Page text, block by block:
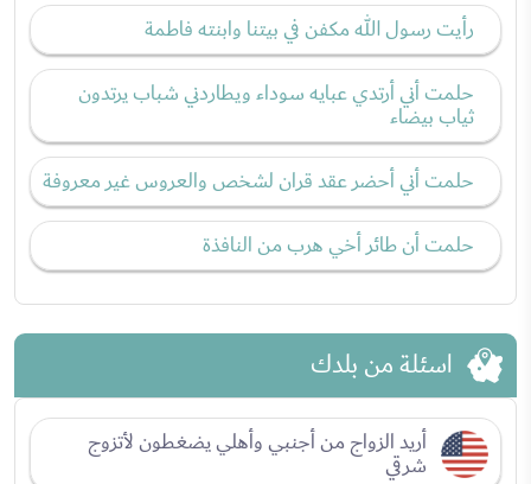
رأيت رسول الله مكفن في بيتنا وابنته فاطمة
حلمت أني أرتدي عبايه سوداء ويطاردني شباب يرتدون
ثياب بيضاء
حلمت أني أحضر عقد قران لشخص والعروس غير معروفة
حلمت أن طائر أخي هرب من النافذة
اسئلة من بلدك
أريد الزواج من أجنبي وأهلي يضغطون لأتزوج
شرقي